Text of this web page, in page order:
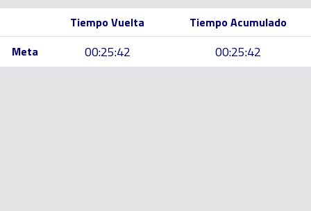
Tiempo Vuelta
Tiempo Acumulado
Meta
00:25:42 00:25:42